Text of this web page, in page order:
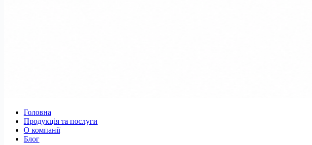
Головна
Продукція та послуги
О компанії
Блог